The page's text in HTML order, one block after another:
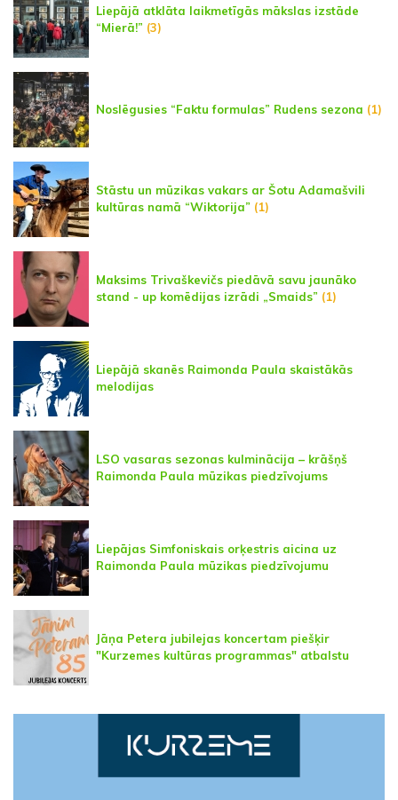
Liepājā atklāta laikmetīgās mākslas izstāde
“Mierā!” (3)
Noslēgusies “Faktu formulas” Rudens sezona (1)
Stāstu un mūzikas vakars ar Šotu Adamašvili
kultūras namā “Wiktorija” (1)
Maksims Trivaškevičs piedāvā savu jaunāko
stand - up komēdijas izrādi „Smaids” (1)
Liepājā skanēs Raimonda Paula skaistākās
melodijas
LSO vasaras sezonas kulminācija – krāšņš
Raimonda Paula mūzikas piedzīvojums
Liepājas Simfoniskais orķestris aicina uz
Raimonda Paula mūzikas piedzīvojumu
Jāņa Petera jubilejas koncertam piešķir
"Kurzemes kultūras programmas" atbalstu